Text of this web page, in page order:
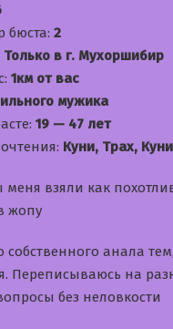
бюста: 2
Только в г. Мухоршибир
1км от вас
мужика
19 — 47 лет
Куни, Трах, Куни
взяли как
жопу
анала
Переписываюсь на
без неловкости